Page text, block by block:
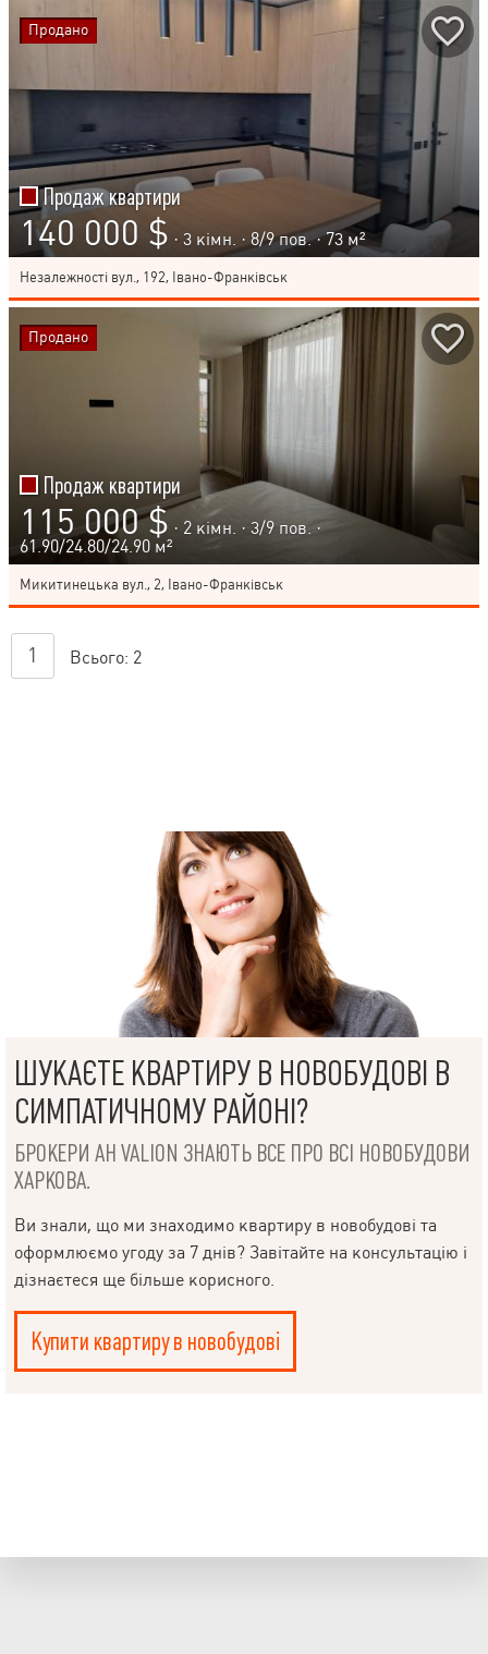
Продаж квартири
140 000 $ · 3 кімн. ·8/9пов. · 73 м²
Незалежності вул., 192, Івано-Франківськ
Продано
Продаж квартири
115 000 $ · 2 кімн. · 3/9 пов. ·
61.90/24.80/24.90 м²
Микитинецька вул., 2, Івано-Франківськ
Продано
1 Всього: 2
ШУКАЄТЕ КВАРТИРУ В НОВОБУДОВІ В
СИМПАТИЧНОМУ РАЙОНІ?
БРОКЕРИ АН VALION ЗНАЮТЬ ВСЕ ПРО ВСІ НОВОБУДОВИ
ХАРКОВА.
Ви знали, що ми знаходимо квартиру в новобудові та
оформлюємо угоду за 7 днів? Завітайте на консультацію і
дізнаєтеся ще більше корисного.
Купити квартиру в новобудові